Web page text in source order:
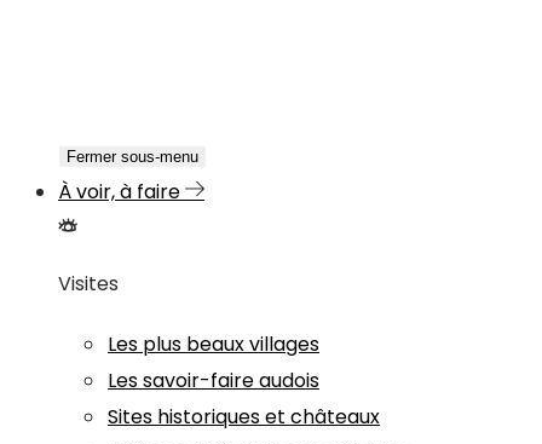
Fermer sous-menu
À voir, à faire
Visites
Les plus beaux villages
Les savoir-faire audois
Sites historiques et châteaux